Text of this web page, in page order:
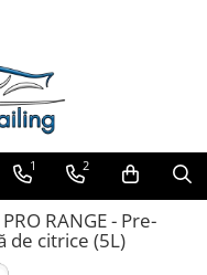
1 2
RANGE - Pre-
de citrice (5L)